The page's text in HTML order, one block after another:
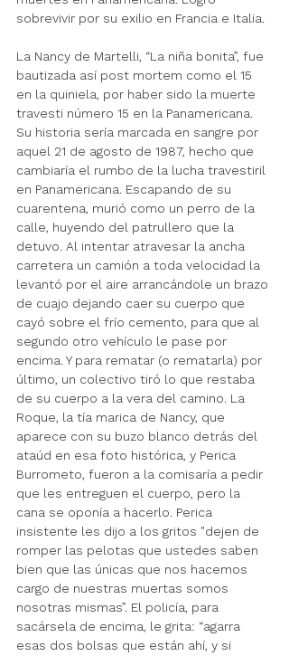
sobrevivir por su exilio en Francia e Italia.
La Nancy de Martelli, “La niña bonita”, fue
bautizada así post mortem como el 15
en la quiniela, por haber sido la muerte
travesti número 15 en la Panamericana.
Su historia sería marcada en sangre por
aquel 21 de agosto de 1987, hecho que
cambiaría el rumbo de la lucha travestiril
en Panamericana. Escapando de su
cuarentena, murió como un perro de la
calle, huyendo del patrullero que la
detuvo. Al intentar atravesar la ancha
carretera un camión a toda velocidad la
levantó por el aire arrancándole un brazo
de cuajo dejando caer su cuerpo que
cayó sobre el frío cemento, para que al
segundo otro vehículo le pase por
encima. Y para rematar (o rematarla) por
último, un colectivo tiró lo que restaba
de su cuerpo a la vera del camino. La
Roque, la tía marica de Nancy, que
aparece con su buzo blanco detrás del
ataúd en esa foto histórica, y Perica
Burrometo, fueron a la comisaría a pedir
que les entreguen el cuerpo, pero la
cana se oponía a hacerlo. Perica
insistente les dijo a los gritos "dejen de
romper las pelotas que ustedes saben
bien que las únicas que nos hacemos
cargo de nuestras muertas somos
nosotras mismas”. El policía, para
sacársela de encima, le grita: “agarra
esas dos bolsas que están ahí, y si